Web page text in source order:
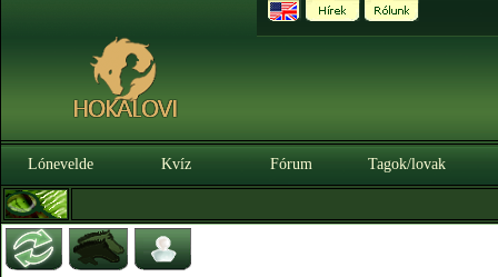
Lónevelde Kvíz Fórum Tagok/lovak